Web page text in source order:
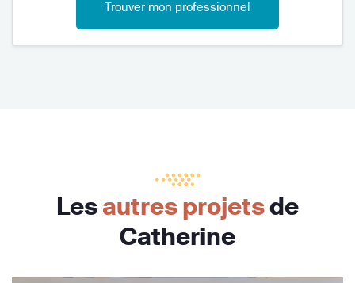
Trouver mon professionnel
Lesautres projetsde
Catherine